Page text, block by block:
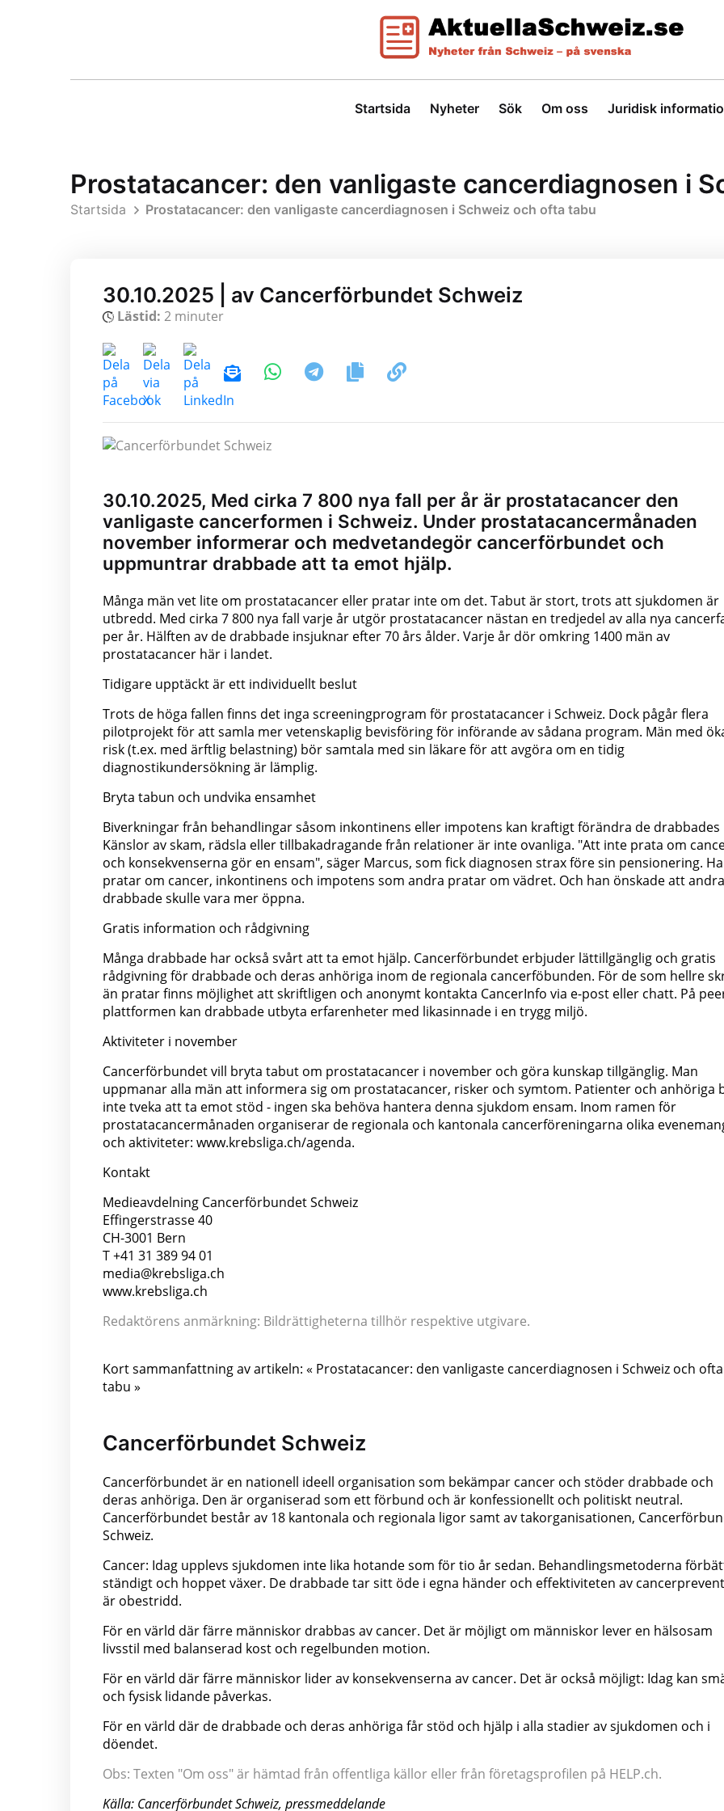
Startsida Nyheter Sök Om oss Juridisk
Prostatacancer: den vanligaste cancerdiagnosen i
Startsida Prostatacancer: den vanligaste cancerdiagnosen i Schweiz och ofta tabu
30.10.2025 | av Cancerförbundet Schweiz
Lästid: 2 minuter
30.10.2025, Med cirka 7 800 nya fall per år är prostatacancer den
vanligaste cancerformen i Schweiz. Under prostatacancermånaden
november informerar och medvetandegör cancerförbundet och
uppmuntrar drabbade att ta emot hjälp.
Många män vet lite om prostatacancer eller pratar inte om det. Tabut är stort, trots att sjukdomen är
utbredd. Med cirka 7 800 nya fall varje år utgör prostatacancer nästan en tredjedel av alla nya
per år. Hälften av de drabbade insjuknar efter 70 års ålder. Varje år dör omkring 1400 män av
prostatacancer här i landet.
Tidigare upptäckt är ett individuellt beslut
Trots de höga fallen finns det inga screeningprogram för prostatacancer i Schweiz. Dock pågår flera
pilotprojekt för att samla mer vetenskaplig bevisföring för införande av sådana program. Män med
risk (t.ex. med ärftlig belastning) bör samtala med sin läkare för att avgöra om en tidig
diagnostikundersökning är lämplig.
Bryta tabun och undvika ensamhet
Biverkningar från behandlingar såsom inkontinens eller impotens kan kraftigt förändra de drabbades
Känslor av skam, rädsla eller tillbakadragande från relationer är inte ovanliga. "Att inte prata om
och konsekvenserna gör en ensam", säger Marcus, som fick diagnosen strax före sin pensionering.
pratar om cancer, inkontinens och impotens som andra pratar om vädret. Och han önskade att andra
drabbade skulle vara mer öppna.
Gratis information och rådgivning
Många drabbade har också svårt att ta emot hjälp. Cancerförbundet erbjuder lättillgänglig och gratis
rådgivning för drabbade och deras anhöriga inom de regionala cancerföbunden. För de som hellre
än pratar finns möjlighet att skriftligen och anonymt kontakta CancerInfo via e-post eller chatt. På
plattformen kan drabbade utbyta erfarenheter med likasinnade i en trygg miljö.
Aktiviteter i november
Cancerförbundet vill bryta tabut om prostatacancer i november och göra kunskap tillgänglig. Man
uppmanar alla män att informera sig om prostatacancer, risker och symtom. Patienter och anhöriga
inte tveka att ta emot stöd - ingen ska behöva hantera denna sjukdom ensam. Inom ramen för
prostatacancermånaden organiserar de regionala och kantonala cancerföreningarna olika
och aktiviteter: www.krebsliga.ch/agenda.
Kontakt
Medieavdelning Cancerförbundet Schweiz
Effingerstrasse 40
CH-3001 Bern
T +41 31 389 94 01
media@krebsliga.ch
www.krebsliga.ch
Redaktörens anmärkning: Bildrättigheterna tillhör respektive utgivare.
Kort sammanfattning av artikeln: « Prostatacancer: den vanligaste cancerdiagnosen i Schweiz och ofta
tabu »
Cancerförbundet Schweiz
Cancerförbundet är en nationell ideell organisation som bekämpar cancer och stöder drabbade och
deras anhöriga. Den är organiserad som ett förbund och är konfessionellt och politiskt neutral.
Cancerförbundet består av 18 kantonala och regionala ligor samt av takorganisationen,
Schweiz.
Cancer: Idag upplevs sjukdomen inte lika hotande som för tio år sedan. Behandlingsmetoderna
ständigt och hoppet växer. De drabbade tar sitt öde i egna händer och effektiviteten av
är obestridd.
För en värld där färre människor drabbas av cancer. Det är möjligt om människor lever en hälsosam
livsstil med balanserad kost och regelbunden motion.
För en värld där färre människor lider av konsekvenserna av cancer. Det är också möjligt: Idag kan
och fysisk lidande påverkas.
För en värld där de drabbade och deras anhöriga får stöd och hjälp i alla stadier av sjukdomen och i
döendet.
Obs: Texten "Om oss" är hämtad från offentliga källor eller från företagsprofilen på HELP.ch.
Källa: Cancerförbundet Schweiz, pressmeddelande